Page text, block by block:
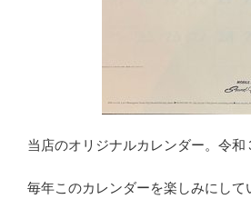
当店のオリジナルカレンダー。令和
毎年このカレンダーを楽しみにして